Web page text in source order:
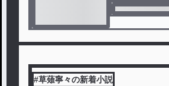
#草薙寧々の新着小説